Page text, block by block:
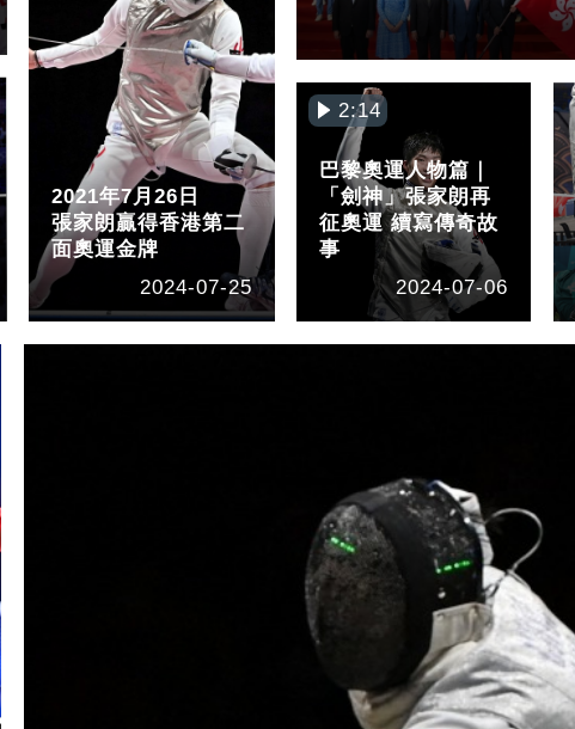
2021年7月26日
張家朗贏得香港第二
面奧運金牌
2024-07-25
2:14
巴黎奧運人物篇｜
「劍神」張家朗再
征奧運 續寫傳奇故
事
2024-07-06